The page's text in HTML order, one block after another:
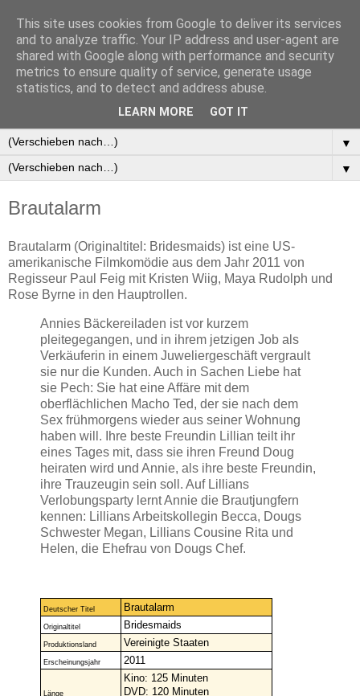
▼
▼
Brautalarm
Brautalarm (Originaltitel: Bridesmaids) ist eine US-
amerikanische Filmkomödie aus dem Jahr 2011 von
Regisseur Paul Feig mit Kristen Wiig, Maya Rudolph und
Rose Byrne in den Hauptrollen.
Annies Bäckereiladen ist vor kurzem
pleitegegangen, und in ihrem jetzigen Job als
Verkäuferin in einem Juweliergeschäft vergrault
sie nur die Kunden. Auch in Sachen Liebe hat
sie Pech: Sie hat eine Affäre mit dem
oberflächlichen Macho Ted, der sie nach dem
Sex frühmorgens wieder aus seiner Wohnung
haben will. Ihre beste Freundin Lillian teilt ihr
eines Tages mit, dass sie ihren Freund Doug
heiraten wird und Annie, als ihre beste Freundin,
ihre Trauzeugin sein soll. Auf Lillians
Verlobungsparty lernt Annie die Brautjungfern
kennen: Lillians Arbeitskollegin Becca, Dougs
Schwester Megan, Lillians Cousine Rita und
Helen, die Ehefrau von Dougs Chef.
Deutscher Titel Brautalarm
Originaltitel Bridesmaids
Produktionsland Vereinigte Staaten
Erscheinungsjahr 2011
Länge
Kino: 125 Minuten
DVD: 120 Minuten
This site uses cookies from Google to deliver its services
and to analyze traffic. Your IP address and user-agent are
shared with Google along with performance and security
metrics to ensure quality of service, generate usage
statistics, and to detect and address abuse.
LEARN MORE GOT IT